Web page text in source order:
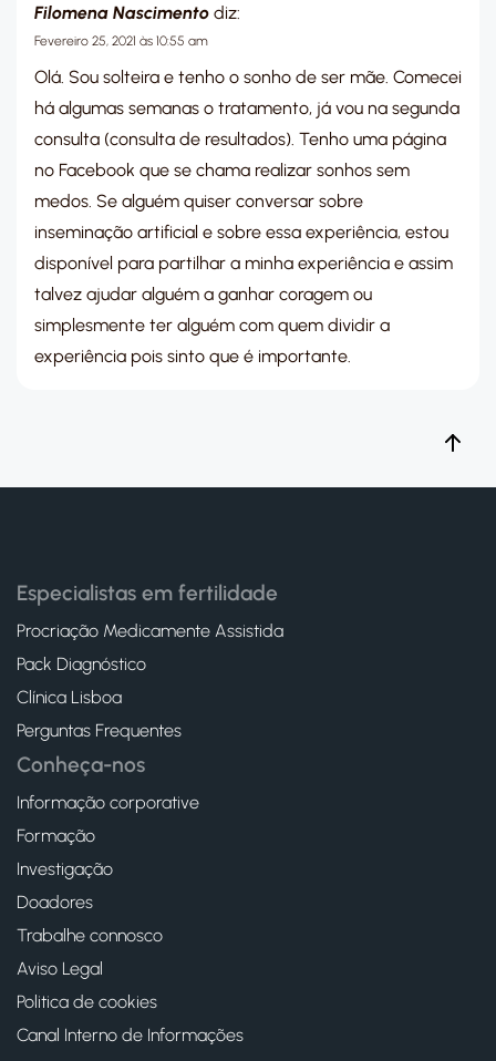
Filomena Nascimento diz:
Fevereiro 25, 2021 às 10:55 am
Olá. Sou solteira e tenho o sonho de ser mãe. Comecei
há algumas semanas o tratamento, já vou na segunda
consulta (consulta de resultados). Tenho uma página
no Facebook que se chama realizar sonhos sem
medos. Se alguém quiser conversar sobre
inseminação artificial e sobre essa experiência, estou
disponível para partilhar a minha experiência e assim
talvez ajudar alguém a ganhar coragem ou
simplesmente ter alguém com quem dividir a
experiência pois sinto que é importante.
Especialistas em fertilidade
Procriação Medicamente Assistida
Pack Diagnóstico
Clínica Lisboa
Perguntas Frequentes
Conheça-nos
Informação corporative
Formação
Investigação
Doadores
Trabalhe connosco
Aviso Legal
Politica de cookies
Canal Interno de Informações